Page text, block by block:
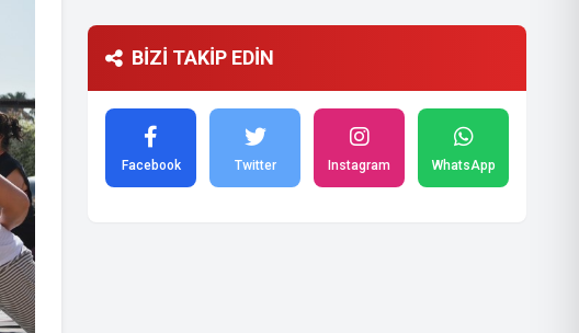
BİZİ TAKİP EDİN
Facebook Twitter Instagram WhatsApp